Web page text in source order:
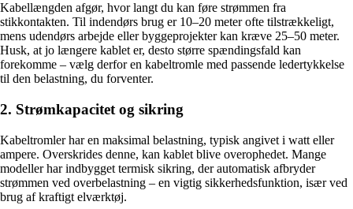
Kabellængden afgør, hvor langt du kan føre strømmen fra
stikkontakten. Til indendørs brug er 10–20 meter ofte tilstrækkeligt,
mens udendørs arbejde eller byggeprojekter kan kræve 25–50 meter.
Husk, at jo længere kablet er, desto større spændingsfald kan
forekomme – vælg derfor en kabeltromle med passende ledertykkelse
til den belastning, du forventer.
2. Strømkapacitet og sikring
Kabeltromler har en maksimal belastning, typisk angivet i watt eller
ampere. Overskrides denne, kan kablet blive overophedet. Mange
modeller har indbygget termisk sikring, der automatisk afbryder
strømmen ved overbelastning – en vigtig sikkerhedsfunktion, især ved
brug af kraftigt elværktøj.